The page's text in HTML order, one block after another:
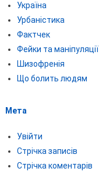
Україна
Урбаністика
Фактчек
Фейки та маніпуляції
Шизофренія
Що болить людям
Мета
Увійти
Стрічка записів
Стрічка коментарів